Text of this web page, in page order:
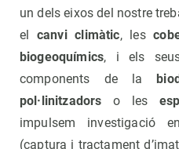
un dels eixos del nostre
el canvi climàtic, les
biogeoquímics, i els
components de la
pol·linitzadors o les
impulsem investigació
(captura i tractament